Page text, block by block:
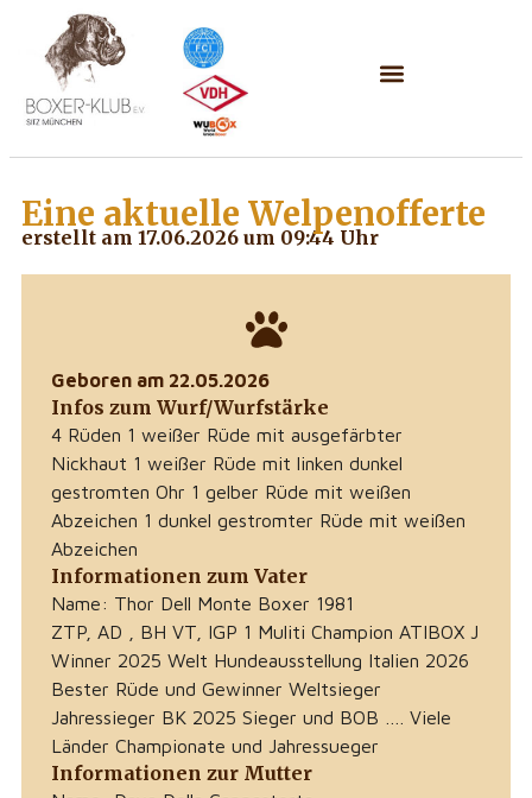
Eine aktuelle Welpenofferte
erstellt am 17.06.2026 um 09:44 Uhr
Geboren am 22.05.2026
Infos zum Wurf/Wurfstärke
4 Rüden 1 weißer Rüde mit ausgefärbter
Nickhaut 1 weißer Rüde mit linken dunkel
gestromten Ohr 1 gelber Rüde mit weißen
Abzeichen 1 dunkel gestromter Rüde mit weißen
Abzeichen
Informationen zum Vater
Name: Thor Dell Monte Boxer 1981
ZTP, AD , BH VT, IGP 1 Muliti Champion ATIBOX J
Winner 2025 Welt Hundeausstellung Italien 2026
Bester Rüde und Gewinner Weltsieger
Jahressieger BK 2025 Sieger und BOB …. Viele
Länder Championate und Jahressueger
Informationen zur Mutter